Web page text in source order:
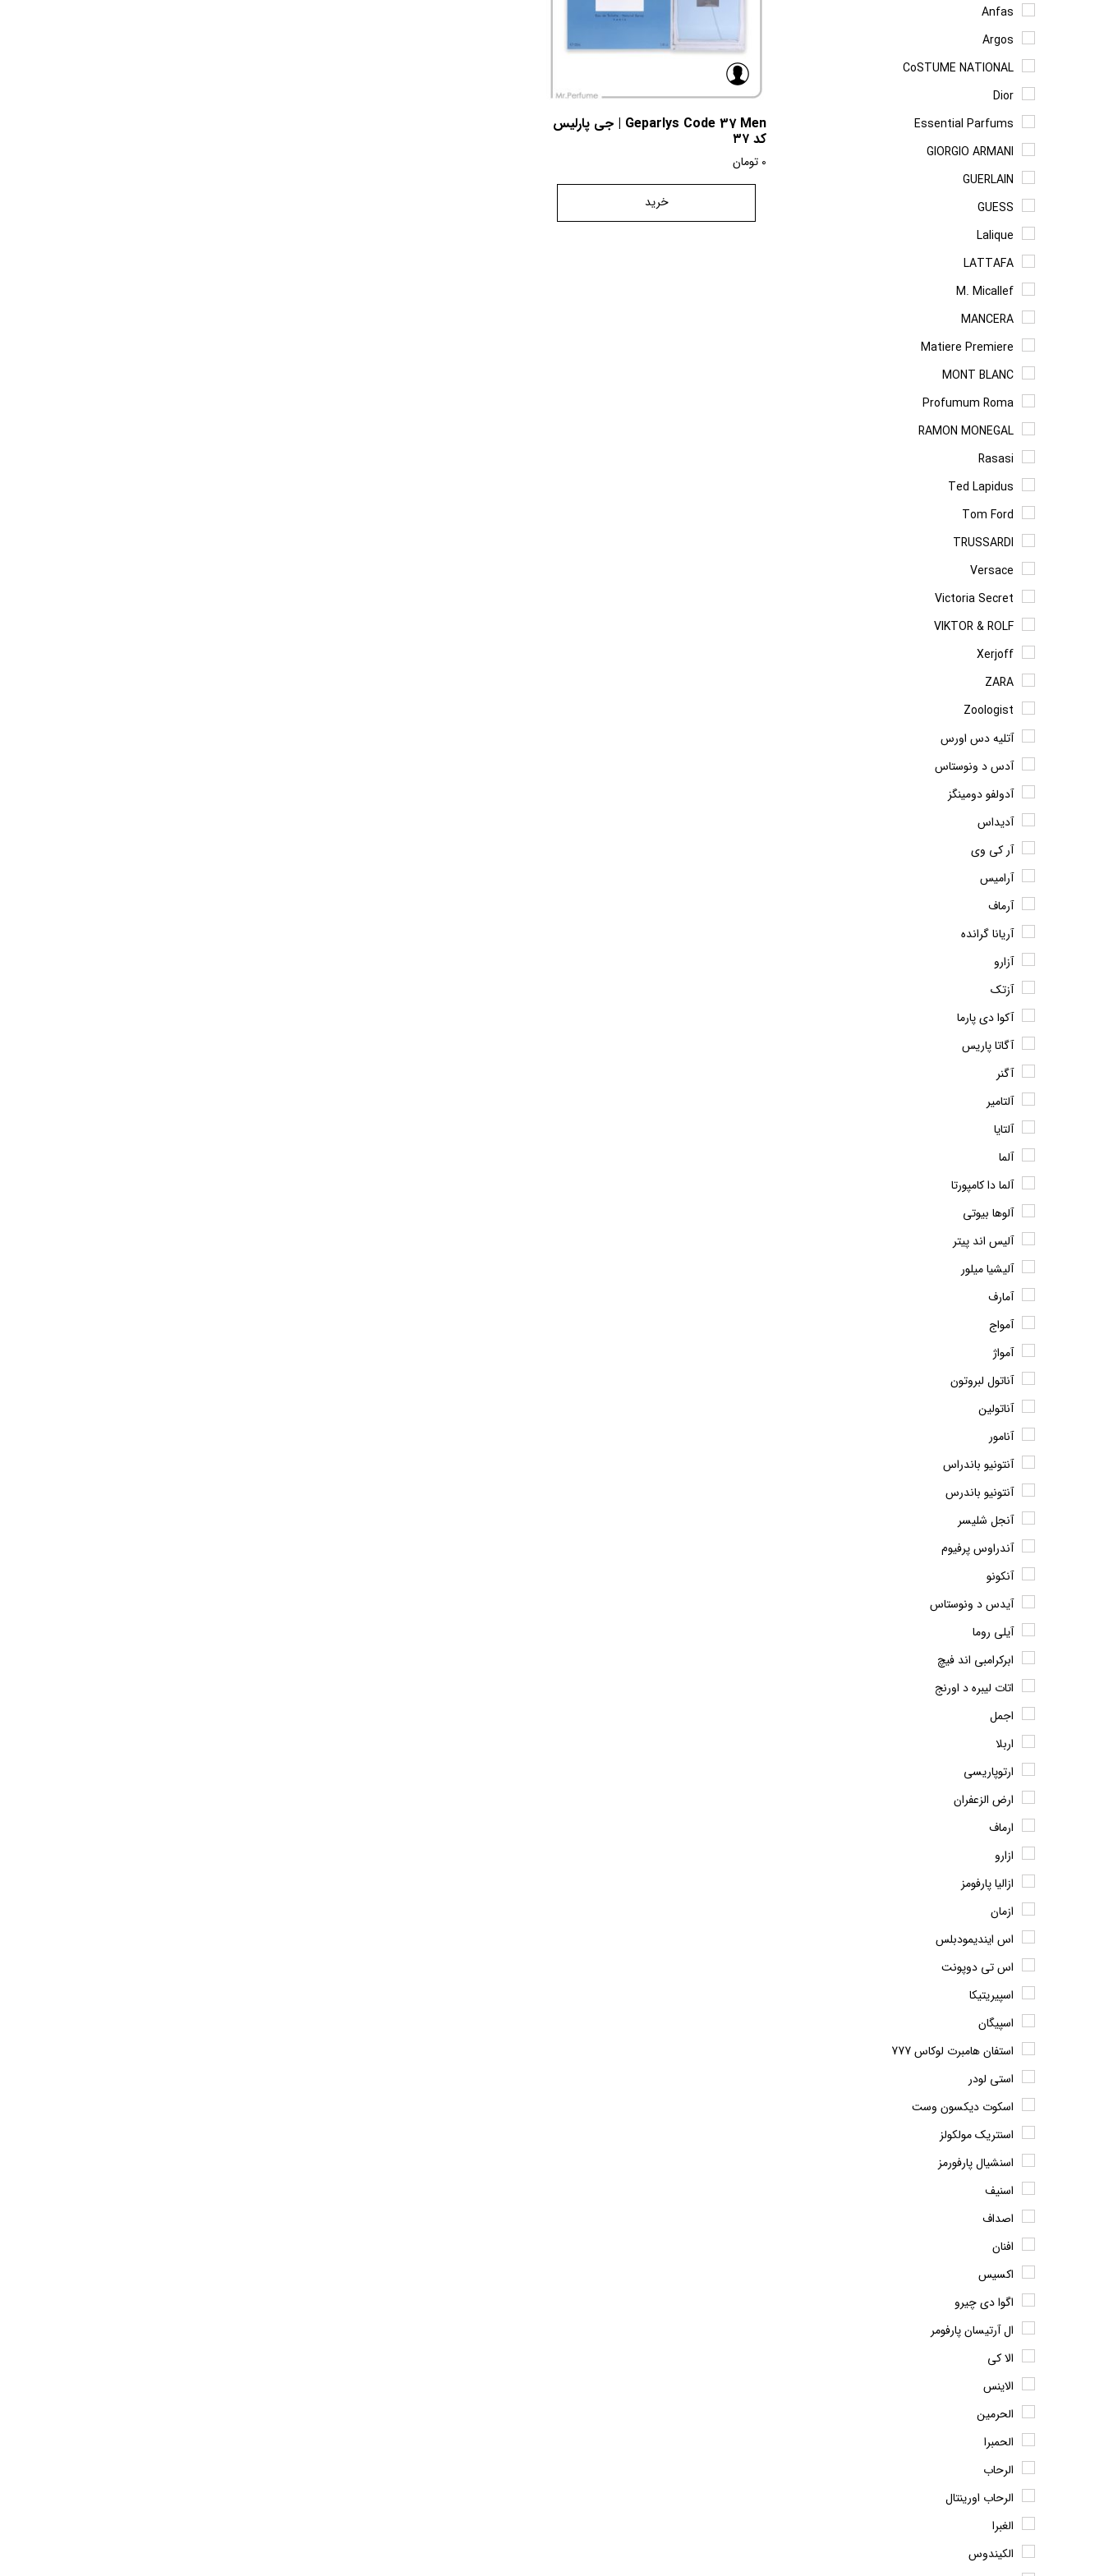
Anfas
Argos
CoSTUME NATIONAL
Dior
Essential Parfums
GIORGIO ARMANI
GUERLAIN
GUESS
Lalique
LATTAFA
M. Micallef
MANCERA
Matiere Premiere
MONT BLANC
Profumum Roma
RAMON MONEGAL
Rasasi
Ted Lapidus
Tom Ford
TRUSSARDI
Versace
Victoria Secret
VIKTOR & ROLF
Xerjoff
ZARA
Zoologist
آتلیه دس اورس
آدس د ونوستاس
آدولفو دومینگز
آدیداس
آر کی وی
آرامیس
آرماف
آریانا گرانده
آزارو
آزتک
آکوا دی پارما
آگاتا پاریس
آگنر
آلتامیر
آلتایا
آلما
آلما دا کامپورتا
آلوها بیوتی
آلیس اند پیتر
آلیشیا میلور
آمارف
آمواج
آمواژ
آناتول لبروتون
آناتولین
آنامور
آنتونیو باندراس
آنتونیو باندرس
آنجل شلیسر
آندراوس پرفیوم
آنکونو
آیدس د ونوستاس
آیلی روما
ابرکرامبی اند فیچ
اتات لیبره د اورنج
اجمل
اربلا
ارتوپاریسی
ارض الزعفران
ارماف
ازارو
ازالیا پارفومز
ازمان
اس ایندیمودبلس
اس تی دوپونت
اسپیریتیکا
اسپیگان
استفان هامبرت لوکاس 777
استی لودر
اسکوت دیکسون وست
اسنتریک مولکولز
اسنشیال پارفورمز
اسنیف
اصداف
افنان
اکسیس
اگوا دی چیرو
ال آرتیسان پارفومر
الا کی
الاینس
الحرمین
الحمبرا
الرحاب
الرحاب اورینتال
الغبرا
الکیندوس
Geparlys Code 37 Men | جی پارلیس
کد ۳۷
0 تومان
خرید